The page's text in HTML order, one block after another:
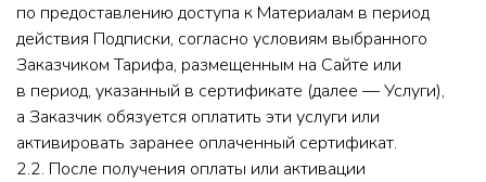
по предоставлению доступа к Материалам в период
действия Подписки, согласно условиям выбранного
Заказчиком Тарифа, размещенным на Сайте или
в период, указанный в сертификате (далее — Услуги),
а Заказчик обязуется оплатить эти услуги или
активировать заранее оплаченный сертификат.
2.2. После получения оплаты или активации